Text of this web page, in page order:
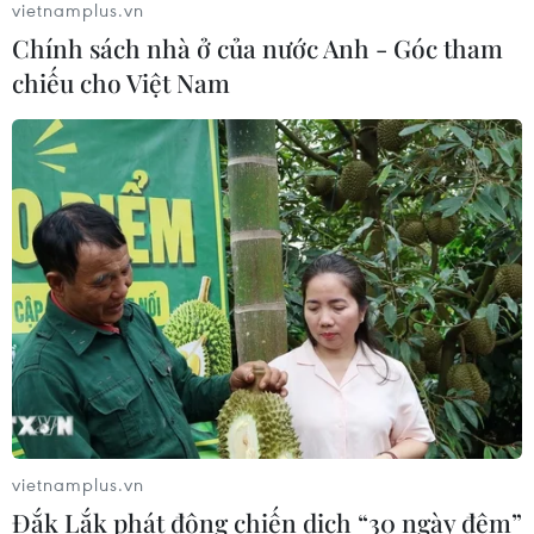
CƠ QUAN CHỦ QUẢN: THÔNG TẤN XÃ VIỆT NAM
Phó Tổng Biên tập: NGUYỄN THỊ TÁM, KHÚC THANH
THỦY
Sở hữu trí tuệ
Quy định sử dụng
RSS
Hỗ trợ
Ngôn ngữ
TTXVN
Dịch vụ tin
Quảng cáo
Liên hệ
vietnamplus.vn
Chính sách nhà ở của nước Anh - Góc tham
chiếu cho Việt Nam
vietnamplus.vn
Đắk Lắk phát động chiến dịch “30 ngày đêm”